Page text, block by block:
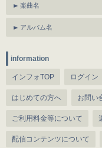
楽曲名
アルバム名
information
インフォTOP ログイン
はじめての方へ お問い
ご利用料金等について
配信コンテンツについて